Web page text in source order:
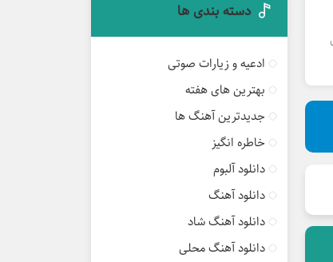
دسته بندی ها
ادعیه و زیارات صوتی
بهترین های هفته
جدیدترین آهنگ ها
خاطره انگیز
دانلود آلبوم
دانلود آهنگ
دانلود آهنگ شاد
دانلود آهنگ محلی